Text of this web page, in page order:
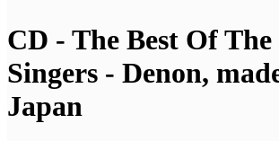
CD - The Best Of The
Singers - Denon,
Japan